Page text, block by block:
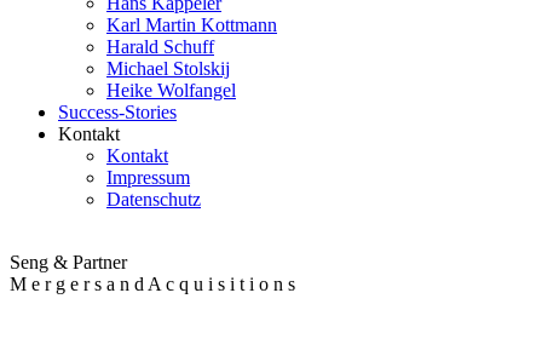
Karl Martin Kottmann
Harald Schuff
Michael Stolskij
Heike Wolfangel
Success-Stories
Kontakt
Kontakt
Impressum
Datenschutz
Seng & Partner
M e r g e r s a n d A c q u i s i t i o n s